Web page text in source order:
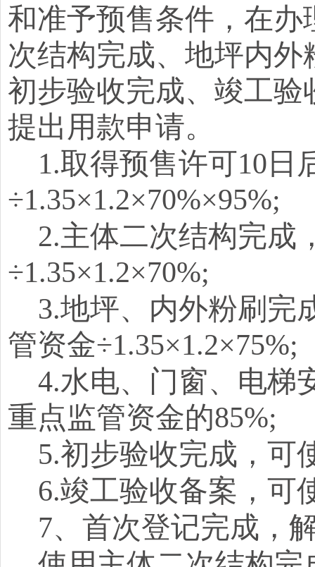
和准予预售条件，在
次结构完成、地坪内
初步验收完成、竣工
提出用款申请。
1.取得预售许可10日
÷1.35×1.2×70%×95%;
2.主体二次结构完成
÷1.35×1.2×70%;
3.地坪、内外粉刷完
管资金÷1.35×1.2×75%;
4.水电、门窗、电梯
重点监管资金的85%;
5.初步验收完成，可
6.竣工验收备案，可
7、首次登记完成，